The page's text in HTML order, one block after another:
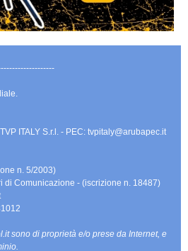
ITALY S.r.l. - PEC: tvpitaly@arubapec.it
n. 5/2003)
di Comunicazione - (iscrizione n. 18487)
sono di proprietà e/o prese da Internet, e